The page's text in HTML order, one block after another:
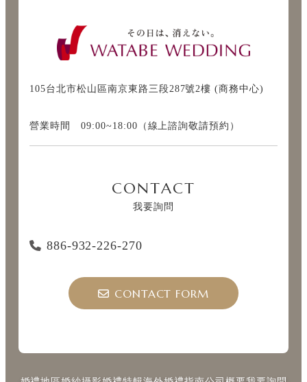
105台北市松山區南京東路三段287號2樓 (商務中心)
營業時間 09:00~18:00（線上諮詢敬請預約）
CONTACT
我要詢問
886-932-226-270
CONTACT FORM